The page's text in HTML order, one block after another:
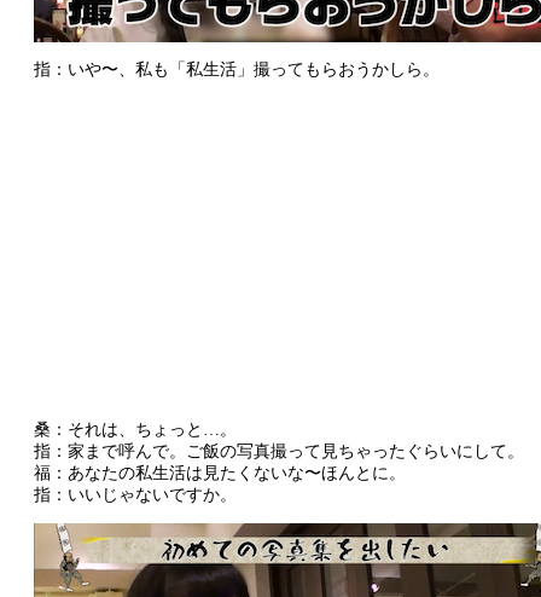
指：いや〜、私も「私生活」撮ってもらおうかしら。
桑：それは、ちょっと…。
指：家まで呼んで。ご飯の写真撮って見ちゃったぐらいにして。
福：あなたの私生活は見たくないな〜ほんとに。
指：いいじゃないですか。